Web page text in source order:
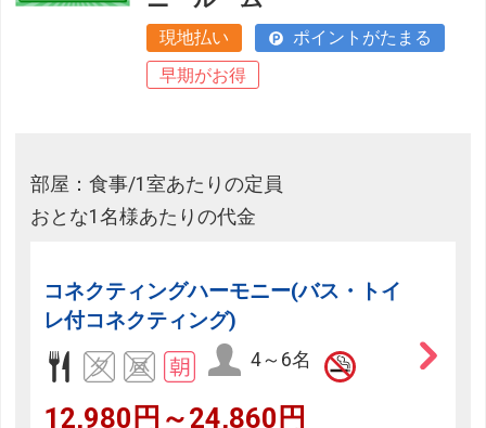
現地払い
ポイントがたまる
早期がお得
部屋：食事/1室あたりの定員
おとな1名様あたりの代金
コネクティングハーモニー(バス・トイ
レ付コネクティング)
4～6名
12,980円～24,860円